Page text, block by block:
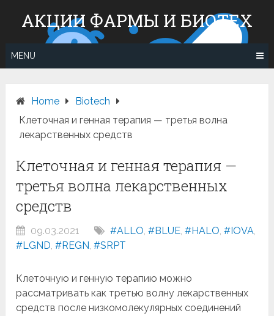
АКЦИИ ФАРМЫ И БИОТЕХ
MENU
Home
Вiotech
Клеточная и генная терапия — третья волна
лекарственных средств
Клеточная и генная терапия —
третья волна лекарственных
средств
09.03.2021 #ALLO,#BLUE,#HALO,#IOVA,
#LGND,#REGN,#SRPT
Клеточную и генную терапию можно
рассматривать как третью волну лекарственных
средств после низкомолекулярных соединений